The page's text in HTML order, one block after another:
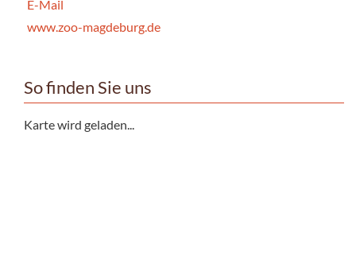
E-Mail
www.zoo-magdeburg.de
So finden Sie uns
Karte wird geladen...